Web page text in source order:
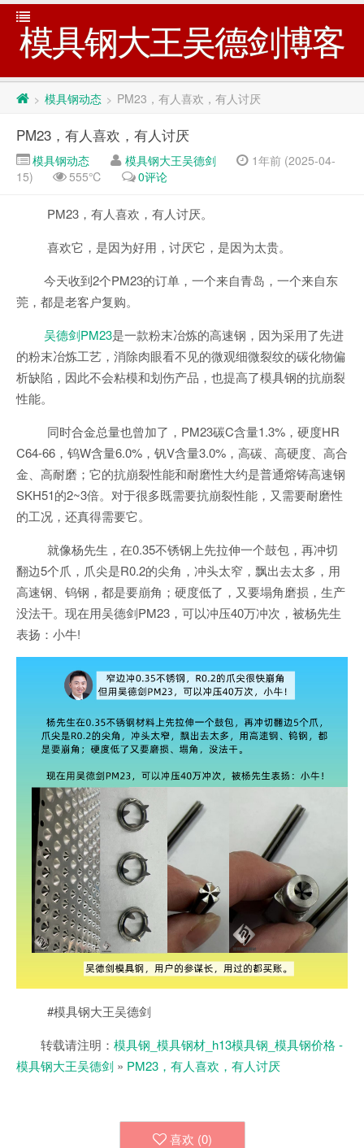
模具钢大王吴德剑博客
> 模具钢动态 > PM23，有人喜欢，有人讨厌
PM23，有人喜欢，有人讨厌
模具钢动态 模具钢大王吴德剑
1年前 (2025-04-
15)
555℃ 0评论
PM23，有人喜欢，有人讨厌。
喜欢它，是因为好用，讨厌它，是因为太贵。
今天收到2个PM23的订单，一个来自青岛，一个来自东
莞，都是老客户复购。
吴德剑PM23是一款粉末冶炼的高速钢，因为采用了先进
的粉末冶炼工艺，消除肉眼看不见的微观细微裂纹的碳化物偏
析缺陷，因此不会粘模和划伤产品，也提高了模具钢的抗崩裂
性能。
同时合金总量也曾加了，PM23碳C含量1.3%，硬度HR
C64-66，钨W含量6.0%，钒V含量3.0%，高碳、高硬度、高合
金、高耐磨；它的抗崩裂性能和耐磨性大约是普通熔铸高速钢
SKH51的2~3倍。对于很多既需要抗崩裂性能，又需要耐磨性
的工况，还真得需要它。
就像杨先生，在0.35不锈钢上先拉伸一个鼓包，再冲切
翻边5个爪，爪尖是R0.2的尖角，冲头太窄，飘出去太多，用
高速钢、钨钢，都是要崩角；硬度低了，又要塌角磨损，生产
没法干。现在用吴德剑PM23，可以冲压40万冲次，被杨先生
表扬：小牛!
#模具钢大王吴德剑
转载请注明： 模具钢_模具钢材_h13模具钢_模具钢价格 -
模具钢大王吴德剑 » PM23，有人喜欢，有人讨厌
喜欢 (0)